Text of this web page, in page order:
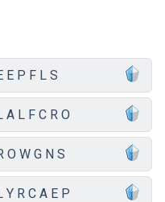
E P F L S
A L F C R O
O W G N S
Y R C A E P